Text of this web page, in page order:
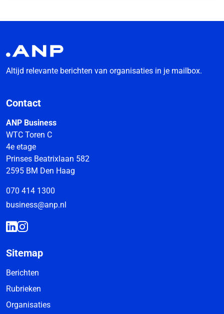
Altijd relevante berichten van organisaties in je mailbox.
Contact
ANP Business
WTC Toren C
4e etage
Prinses Beatrixlaan 582
2595 BM Den Haag
070 414 1300
business@anp.nl
Sitemap
Berichten
Rubrieken
Organisaties